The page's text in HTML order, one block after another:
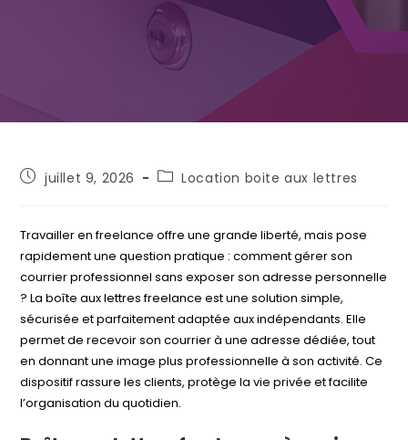
Publication
juillet 9, 2026
PostLocation boite aux lettres
Travailler en freelance offre une grande liberté, mais pose
rapidement une question pratique : comment gérer son
courrier professionnel sans exposer son adresse personnelle
? La boîte aux lettres freelance est une solution simple,
sécurisée et parfaitement adaptée aux indépendants. Elle
permet de recevoir son courrier à une adresse dédiée, tout
en donnant une image plus professionnelle à son activité. Ce
dispositif rassure les clients, protège la vie privée et facilite
l’organisation du quotidien.